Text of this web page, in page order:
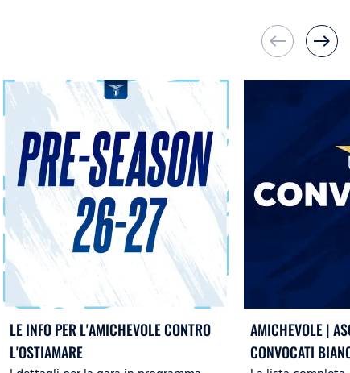
west east
LE INFO PER L'AMICHEVOLE CONTRO
L'OSTIAMARE
AMICHEVOLE |
CONVOCATI